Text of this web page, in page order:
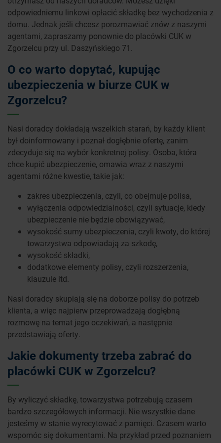
odpowiedniemu linkowi opłacić składkę bez wychodzenia z
domu. Jednak jeśli chcesz porozmawiać znów z naszymi
agentami, zapraszamy ponownie do placówki CUK w
Zgorzelcu przy ul. Daszyńskiego 71.
O co warto dopytać, kupując
ubezpieczenia w biurze CUK w
Zgorzelcu?
Nasi doradcy dokładają wszelkich starań, by każdy klient
był doinformowany i poznał dogłębnie ofertę, zanim
zdecyduje się na wybór konkretnej polisy. Osoba, która
chce kupić ubezpieczenie, omawia wraz z naszymi
agentami różne kwestie, takie jak:
zakres ubezpieczenia, czyli, co obejmuje polisa,
wyłączenia odpowiedzialności, czyli sytuacje, kiedy
ubezpieczenie nie będzie obowiązywać,
wysokość sumy ubezpieczenia, czyli kwoty, do której
towarzystwa odpowiadają za szkodę,
wysokość składki,
dodatkowe elementy polisy, czyli rozszerzenia,
klauzule itd.
Nasi doradcy skupiają się na doborze polisy do potrzeb
klienta, a więc najpierw przeprowadzają dogłębną
rozmowę na temat jego oczekiwań, a następnie
przedstawiają oferty.
Jakie dokumenty trzeba zabrać do
placówki CUK w Zgorzelcu?
By wyliczyć składkę, towarzystwa potrzebują czasem
bardzo szczegółowych informacji. Nie wszystkie dane
jesteśmy w stanie wyrecytować z pamięci. Czasem warto
wspomóc się dokumentami. Na przykład przed poznaniem